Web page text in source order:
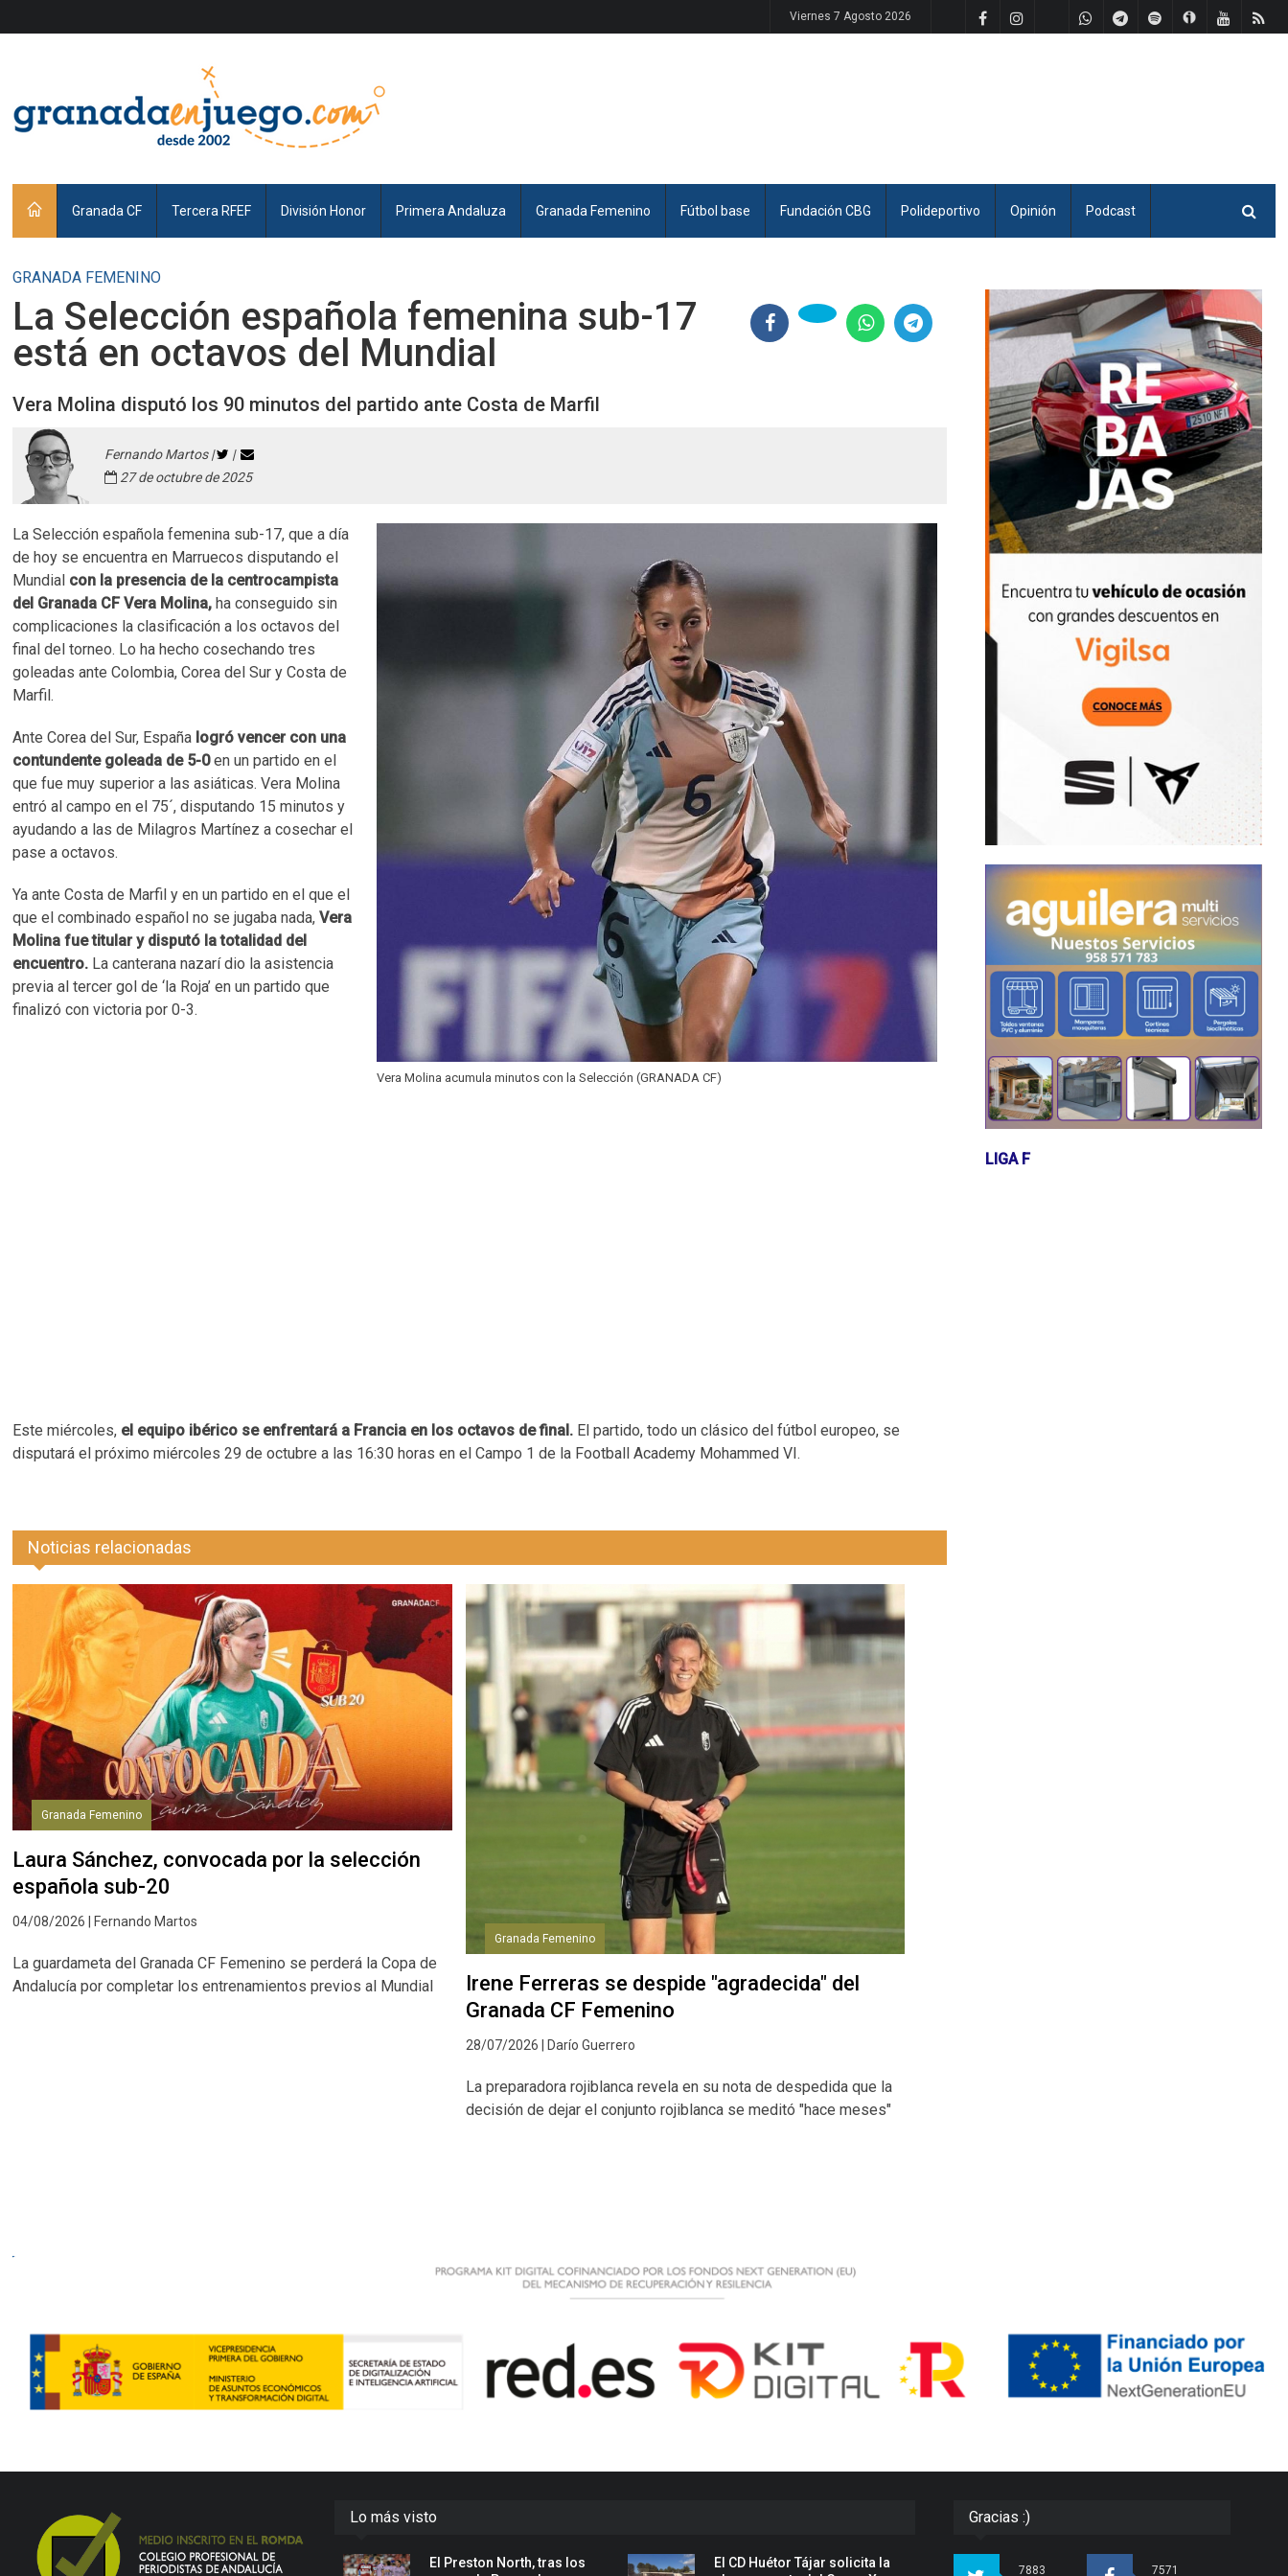
Viernes 7 Agosto 2026
Granada CF Tercera RFEF División Honor Primera Andaluza Granada Femenino Fútbol base Fundación CBG Polideportivo Opinión Podcast
GRANADA FEMENINO
La Selección española femenina sub-17
está en octavos del Mundial
Vera Molina disputó los 90 minutos del partido ante Costa de Marfil
Fernando Martos |
|
27 de octubre de 2025
Vera Molina acumula minutos con la Selección (GRANADA CF)
La Selección española femenina sub-17, que a día
de hoy se encuentra en Marruecos disputando el
Mundial con la presencia de la centrocampista
del Granada CF Vera Molina, ha conseguido sin
complicaciones la clasificación a los octavos del
final del torneo. Lo ha hecho cosechando tres
goleadas ante Colombia, Corea del Sur y Costa de
Marfil.
Ante Corea del Sur, España logró vencer con una
contundente goleada de 5-0en un partido en el
que fue muy superior a las asiáticas. Vera Molina
entró al campo en el 75´, disputando 15 minutos y
ayudando a las de Milagros Martínez a cosechar el
pase a octavos.
Ya ante Costa de Marfil y en un partido en el que el
que el combinado español no se jugaba nada,Vera
Molina fue titular y disputó la totalidad del
encuentro. La canterana nazarí dio la asistencia
previa al tercer gol de ‘la Roja’ en un partido que
finalizó con victoria por 0-3.
Este miércoles, el equipo ibérico se enfrentará a Francia en los octavos de final. El partido, todo un clásico del fútbol europeo, se
disputará el próximo miércoles 29 de octubre a las 16:30 horas en el Campo 1 de la Football Academy Mohammed VI.
Noticias relacionadas
Granada Femenino
Laura Sánchez, convocada por la selección
española sub-20
04/08/2026 | Fernando Martos
La guardameta del Granada CF Femenino se perderá la Copa de
Andalucía por completar los entrenamientos previos al Mundial
Granada Femenino
Irene Ferreras se despide "agradecida" del
Granada CF Femenino
28/07/2026 | Darío Guerrero
La preparadora rojiblanca revela en su nota de despedida que la
decisión de dejar el conjunto rojiblanca se meditó "hace meses"
LIGA F
Lo más visto
El Preston North, tras los
El CD Huétor Tájar solicita la
Gracias :)
7883 7571